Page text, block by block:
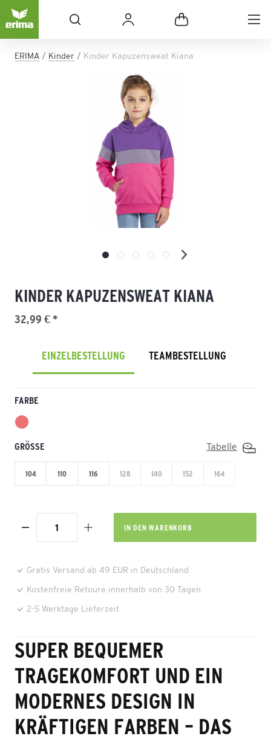
ERIMA Kinder Kinder Kapuzensweat Kiana
KINDER KAPUZENSWEAT KIANA
32,99 € *
EINZELBESTELLUNG TEAMBESTELLUNG
FARBE
GRÖSSE Tabelle
104 110 116 128 140 152 164
IN DEN WARENKORB
Gratis Versand ab 49 EUR in Deutschland
Kostenfreie Retoure innerhalb von 30 Tagen
2-5 Werktage Lieferzeit
SUPER BEQUEMER
TRAGEKOMFORT UND EIN
MODERNES DESIGN IN
KRÄFTIGEN FARBEN – DAS